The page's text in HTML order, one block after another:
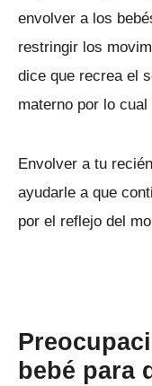
envolver a los
restringir los
dice que recrea el
materno por lo
Envolver a tu
ayudarle a que
por el reflejo del
bebé para